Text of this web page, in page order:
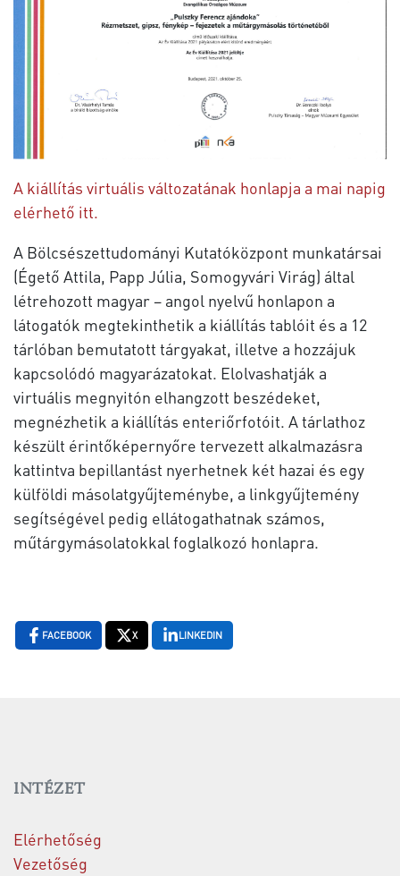
A kiállítás virtuális változatának honlapja a mai napig
elérhető itt.
A Bölcsészettudományi Kutatóközpont munkatársai
(Égető Attila, Papp Júlia, Somogyvári Virág) által
létrehozott magyar – angol nyelvű honlapon a
látogatók megtekinthetik a kiállítás tablóit és a 12
tárlóban bemutatott tárgyakat, illetve a hozzájuk
kapcsolódó magyarázatokat. Elolvashatják a
virtuális megnyitón elhangzott beszédeket,
megnézhetik a kiállítás enteriőrfotóit. A tárlathoz
készült érintőképernyőre tervezett alkalmazásra
kattintva bepillantást nyerhetnek két hazai és egy
külföldi másolatgyűjteménybe, a linkgyűjtemény
segítségével pedig ellátogathatnak számos,
műtárgymásolatokkal foglalkozó honlapra.
FACEBOOK X LINKEDIN
INTÉZET
Elérhetőség
Vezetőség